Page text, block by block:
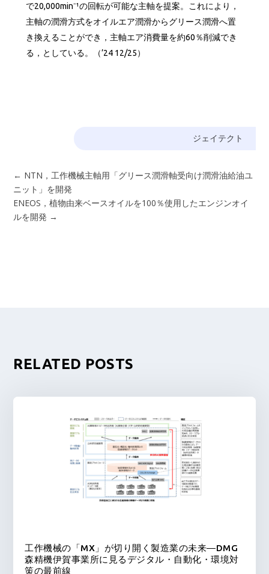
で20,000min⁻¹の回転が可能な主軸を提案。これにより，
主軸の潤滑方式をオイルエア潤滑からグリース潤滑へ置
き換えることができ，主軸エア消費量を約60％削減でき
る，としている。（’24 12/25）
ジェイテクト
← NTN，工作機械主軸用「グリース潤滑軸受向け潤滑油給油ユ
ニット」を開発
ENEOS，植物由来ベースオイルを100％使用したエンジンオイ
ルを開発 →
RELATED POSTS
工作機械の「MX」が切り開く製造業の未来―DMG
森精機伊賀事業所に見るデジタル・自動化・環境対
策の最前線